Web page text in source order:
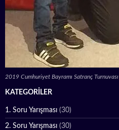
2019 Cumhuriyet Bayramı Satranç Turnuvası
KATEGORILER
1. Soru Yarışması (30)
2. Soru Yarışması (30)